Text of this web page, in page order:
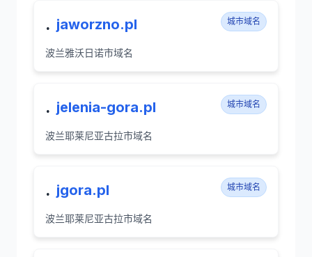
. jaworzno.pl 城市域名
波兰雅沃日诺市域名
. jelenia-gora.pl 城市域名
波兰耶莱尼亚古拉市域名
. jgora.pl 城市域名
波兰耶莱尼亚古拉市域名